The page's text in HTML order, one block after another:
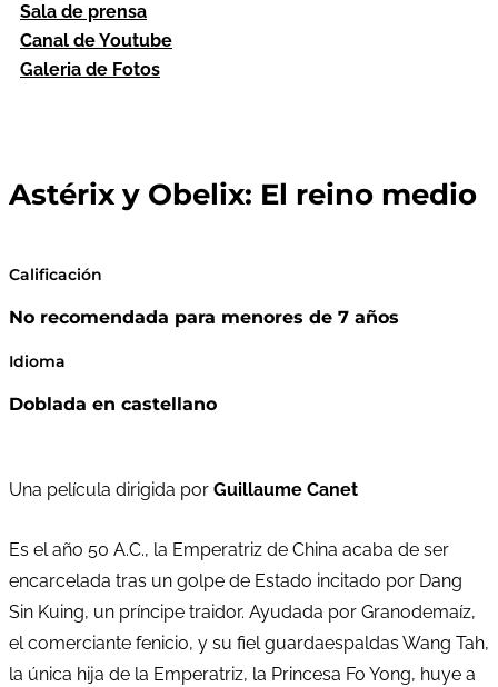
Sala de prensa
Canal de Youtube
Galeria de Fotos
Astérix y Obelix: El reino medio
Calificación
No recomendada para menores de 7 años
Idioma
Doblada en castellano
Una película dirigida por Guillaume Canet
Es el año 50 A.C., la Emperatriz de China acaba de ser
encarcelada tras un golpe de Estado incitado por Dang
Sin Kuing, un príncipe traidor. Ayudada por Granodemaíz,
el comerciante fenicio, y su fiel guardaespaldas Wang Tah,
la única hija de la Emperatriz, la Princesa Fo Yong, huye a